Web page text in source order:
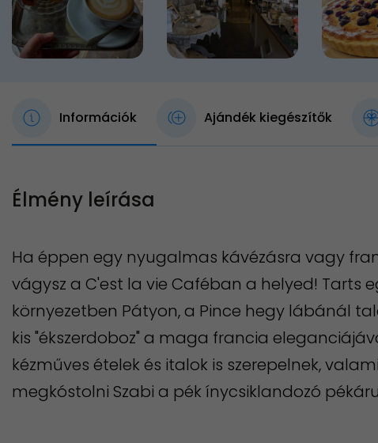
Információk Ajándék kiegészítők
Élmény leírása
Ha éppen egy nyugalmas kávézásra vagy
vágysz a C'est la vie Caféban a helyed! Tarts
környezetben Pátyon, a Pince hegy lábánál
kis "ékszerdoboz" a maga francia
kézműves ételek és italok is szerepelnek,
megkóstolni Szabi a pék ínycsiklandozó